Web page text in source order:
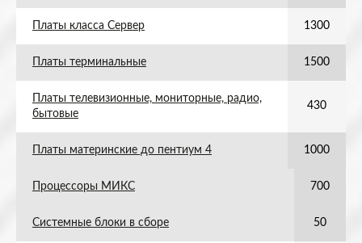
Платы класса Сервер 1300
Платы терминальные 1500
Платы телевизионные, мониторные, радио,
бытовые
430
Платы материнские до пентиум 4 1000
Процессоры МИКС 700
Системные блоки в сборе 50